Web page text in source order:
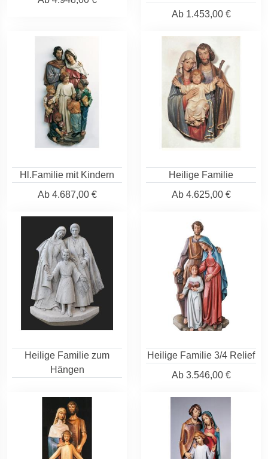
Ab1.453,00 €
Hl.Familie mit Kindern
Ab4.687,00 €
Heilige Familie
Ab4.625,00 €
Heilige Familie zum
Hängen
Heilige Familie 3/4 Relief
Ab3.546,00 €